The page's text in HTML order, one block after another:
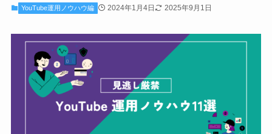
YouTube運用ノウハウ編 2024年1月4日 2025年9月1日